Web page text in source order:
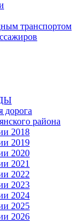
транспортом
дорога
района
2018
2019
2020
2021
2022
2023
2024
2025
2026